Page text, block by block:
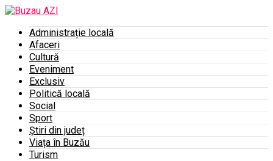
Administrație locală
Afaceri
Cultură
Eveniment
Exclusiv
Politică locală
Social
Sport
Știri din județ
Viața în Buzău
Turism